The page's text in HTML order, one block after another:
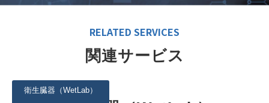
RELATED SERVICES
関連サービス
衛生臓器（WetLab）